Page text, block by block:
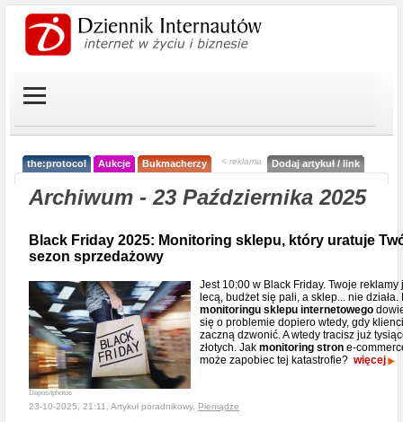
the:protocol Aukcje Bukmacherzy < reklama Dodaj artykuł / link
Archiwum - 23 Października 2025
Black Friday 2025: Monitoring sklepu, który uratuje
sezon sprzedażowy
Depositphotos
Jest 10:00 w Black Friday. Twoje reklamy
lecą, budżet się pali, a sklep... nie działa.
monitoringu sklepu internetowego
się o problemie dopiero wtedy, gdy klienci
zaczną dzwonić. A wtedy tracisz już
złotych. Jak monitoring stron e-
może zapobiec tej katastrofie? więcej
23-10-2025, 21:11, Artykuł poradnikowy, Pieniądze